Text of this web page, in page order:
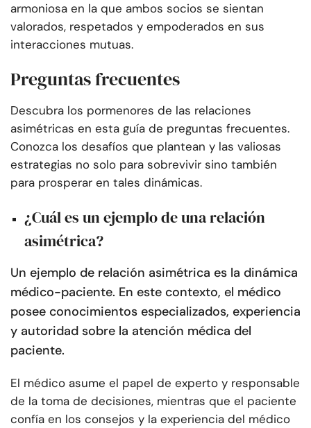
armoniosa en la que ambos socios se sientan
valorados, respetados y empoderados en sus
interacciones mutuas.
Preguntas frecuentes
Descubra los pormenores de las relaciones
asimétricas en esta guía de preguntas frecuentes.
Conozca los desafíos que plantean y las valiosas
estrategias no solo para sobrevivir sino también
para prosperar en tales dinámicas.
¿Cuál es un ejemplo de una relación
asimétrica?
Un ejemplo de relación asimétrica es la dinámica
médico-paciente. En este contexto, el médico
posee conocimientos especializados, experiencia
y autoridad sobre la atención médica del
paciente.
El médico asume el papel de experto y responsable
de la toma de decisiones, mientras que el paciente
confía en los consejos y la experiencia del médico